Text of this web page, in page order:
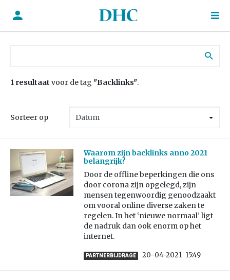
1 resultaat voor de tag "Backlinks".
Sorteer op
Waarom zijn backlinks anno 2021
belangrijk?
Door de offline beperkingen die ons
door corona zijn opgelegd, zijn
mensen tegenwoordig genoodzaakt
om vooral online diverse zaken te
regelen. In het ‘nieuwe normaal’ ligt
de nadruk dan ook enorm op het
internet.
PARTNERBIJDRAGE 20-04-2021 15:49